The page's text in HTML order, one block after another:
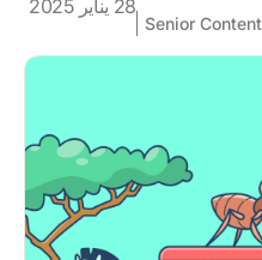
Senior
28 يناير 2025